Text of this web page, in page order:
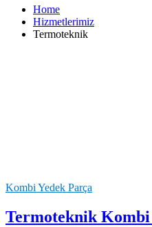
Home
Hizmetlerimiz
Termoteknik
Kombi Yedek Parça
Termoteknik Kombi